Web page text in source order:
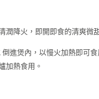
潤降火，即開即食的清爽微
倒進煲內，以慢火加熱即可
加熱食用。